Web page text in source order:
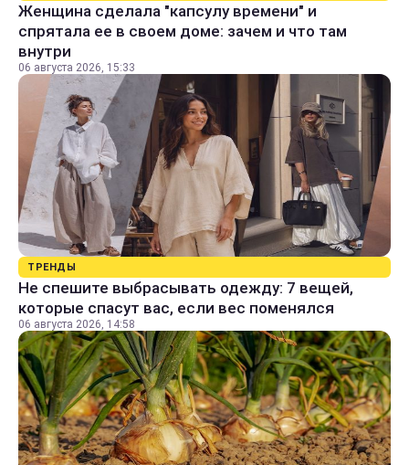
Женщина сделала "капсулу времени" и
спрятала ее в своем доме: зачем и что там
внутри
06 августа 2026, 15:33
ТРЕНДЫ
Не спешите выбрасывать одежду: 7 вещей,
которые спасут вас, если вес поменялся
06 августа 2026, 14:58